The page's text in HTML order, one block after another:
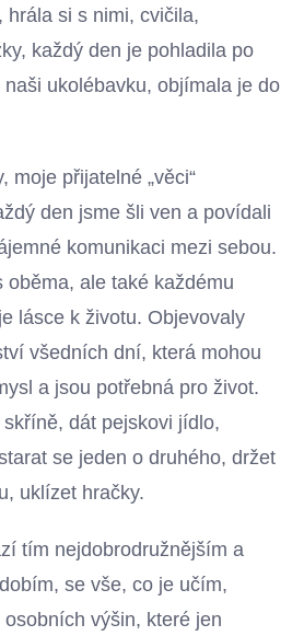
hrála si s nimi, cvičila,
každý den je pohladila po
ukolébavku, objímala je do
moje přijatelné „věci“
den jsme šli ven a povídali
komunikaci mezi sebou.
oběma, ale také každému
lásce k životu. Objevovaly
všedních dní, která mohou
a jsou potřebná pro život.
dát pejskovi jídlo,
se jeden o druhého, držet
uklízet hračky.
tím nejdobrodružnějším a
se vše, co je učím,
výšin, které jen